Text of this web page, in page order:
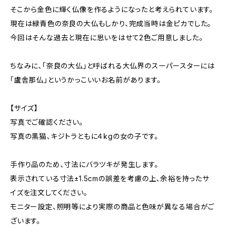
そこから金色に輝く仏像を作るようになったと考えられています。
現在は緑青色の奈良の大仏もしかり、完成当時は金ピカでした。
今回はそんな過去と現在に思いをはせて2色ご用意しました。
ちなみに、「奈良の大仏」と呼ばれる大仏界のスーパースターには
「盧舎那仏」というかっこいいお名前があります。
【サイズ】
写真でご確認ください。
写真の黒猫、キジトラともに４kgの女の子です。
手作り品のため、寸法にバラツキが発生します。
表示されている寸法±1.5cmの誤差を考慮の上、余裕を持ったサ
イズを注文してください。
モニター設定、照明等により実際の商品と色味が異なる場合がご
ざいます。